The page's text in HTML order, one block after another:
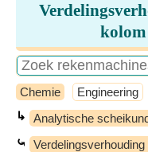
kolom
Chemie Engineering
↳ Analytische
⤿